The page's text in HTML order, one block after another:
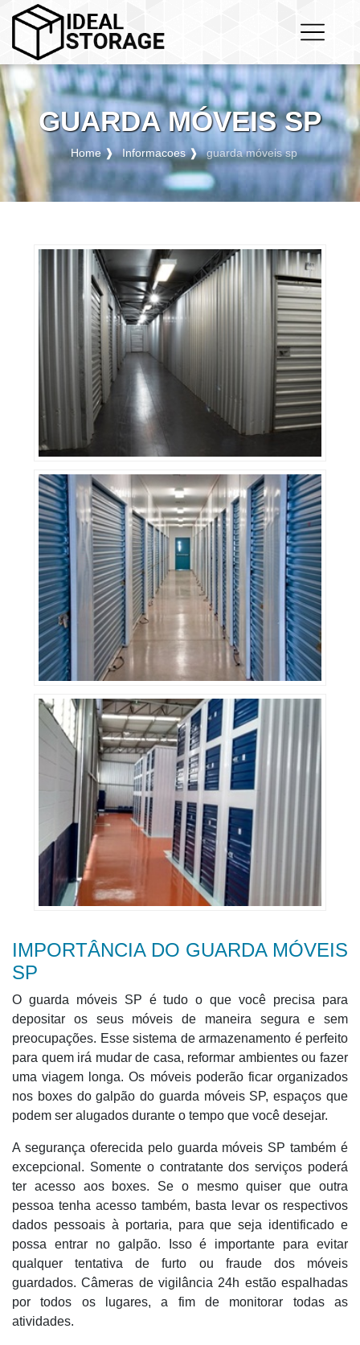
GUARDA MÓVEIS SP
Home ❱ Informacoes ❱ guarda móveis sp
IMPORTÂNCIA DO GUARDA MÓVEIS
SP
O guarda móveis SP é tudo o que você precisa para
depositar os seus móveis de maneira segura e sem
preocupações. Esse sistema de armazenamento é perfeito
para quem irá mudar de casa, reformar ambientes ou fazer
uma viagem longa. Os móveis poderão ficar organizados
nos boxes do galpão do guarda móveis SP, espaços que
podem ser alugados durante o tempo que você desejar.
A segurança oferecida pelo guarda móveis SP também é
excepcional. Somente o contratante dos serviços poderá
ter acesso aos boxes. Se o mesmo quiser que outra
pessoa tenha acesso também, basta levar os respectivos
dados pessoais à portaria, para que seja identificado e
possa entrar no galpão. Isso é importante para evitar
qualquer tentativa de furto ou fraude dos móveis
guardados. Câmeras de vigilância 24h estão espalhadas
por todos os lugares, a fim de monitorar todas as
atividades.